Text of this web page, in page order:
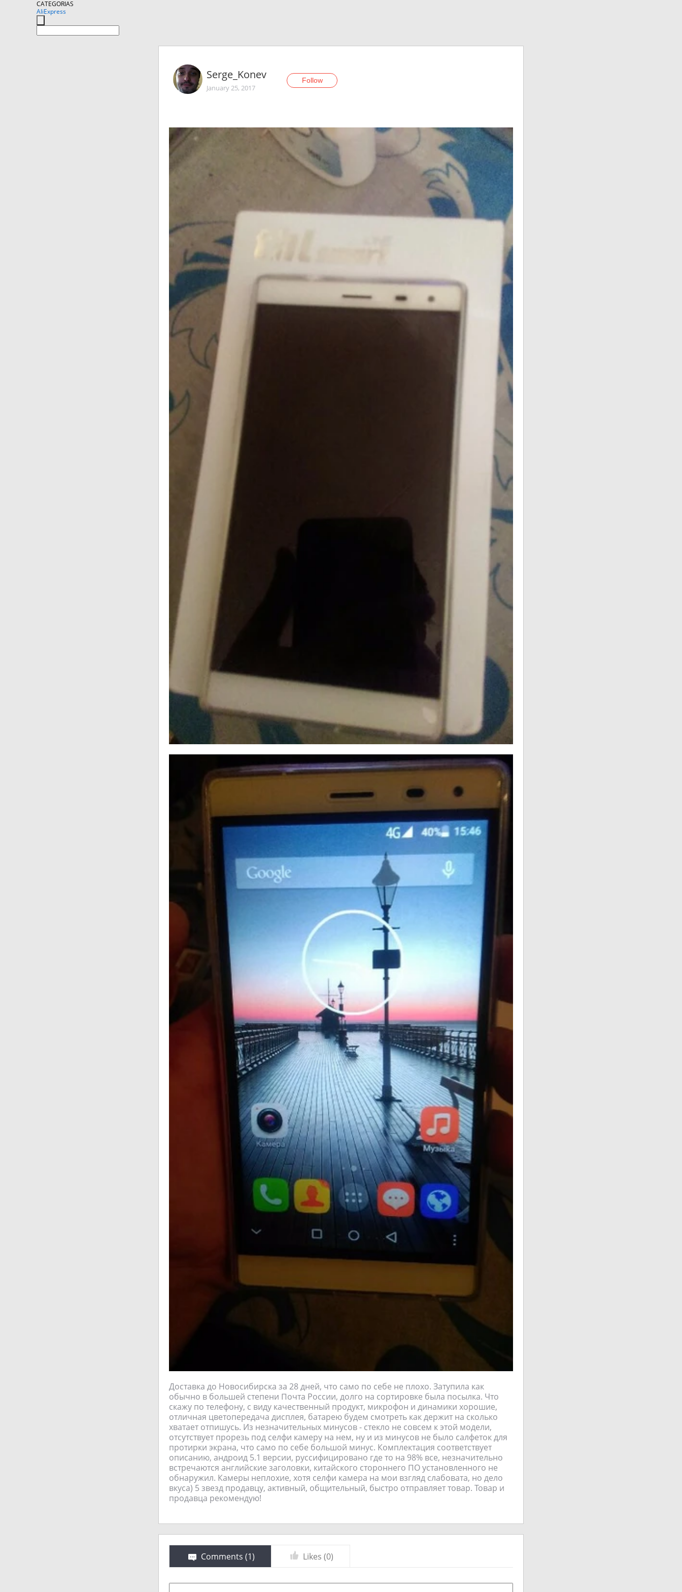
CATEGORIAS
AliExpress
Serge_Konev
January 25, 2017
Follow
Доставка до Новосибирска за 28 дней, что само по себе не плохо. Затупила как
обычно в большей степени Почта России, долго на сортировке была посылка. Что
скажу по телефону, с виду качественный продукт, микрофон и динамики хорошие,
отличная цветопередача дисплея, батарею будем смотреть как держит на сколько
хватает отпишусь. Из незначительных минусов - стекло не совсем к этой модели,
отсутствует прорезь под селфи камеру на нем, ну и из минусов не было салфеток для
протирки экрана, что само по себе большой минус. Комплектация соответствует
описанию, андроид 5.1 версии, руссифицировано где то на 98% все, незначительно
встречаются английские заголовки, китайского стороннего ПО установленного не
обнаружил. Камеры неплохие, хотя селфи камера на мои взгляд слабовата, но дело
вкуса) 5 звезд продавцу, активный, общительный, быстро отправляет товар. Товар и
продавца рекомендую!
Comments (1) Likes (0)